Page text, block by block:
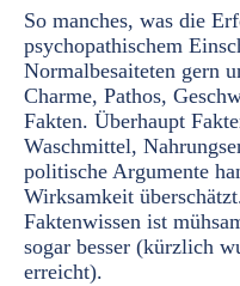
So manches, was die
psychopathischem
Normalbesaiteten gern
Charme, Pathos,
Fakten. Überhaupt
Waschmittel,
politische Argumente
Wirksamkeit
Faktenwissen ist
sogar besser (kürzlich
erreicht).